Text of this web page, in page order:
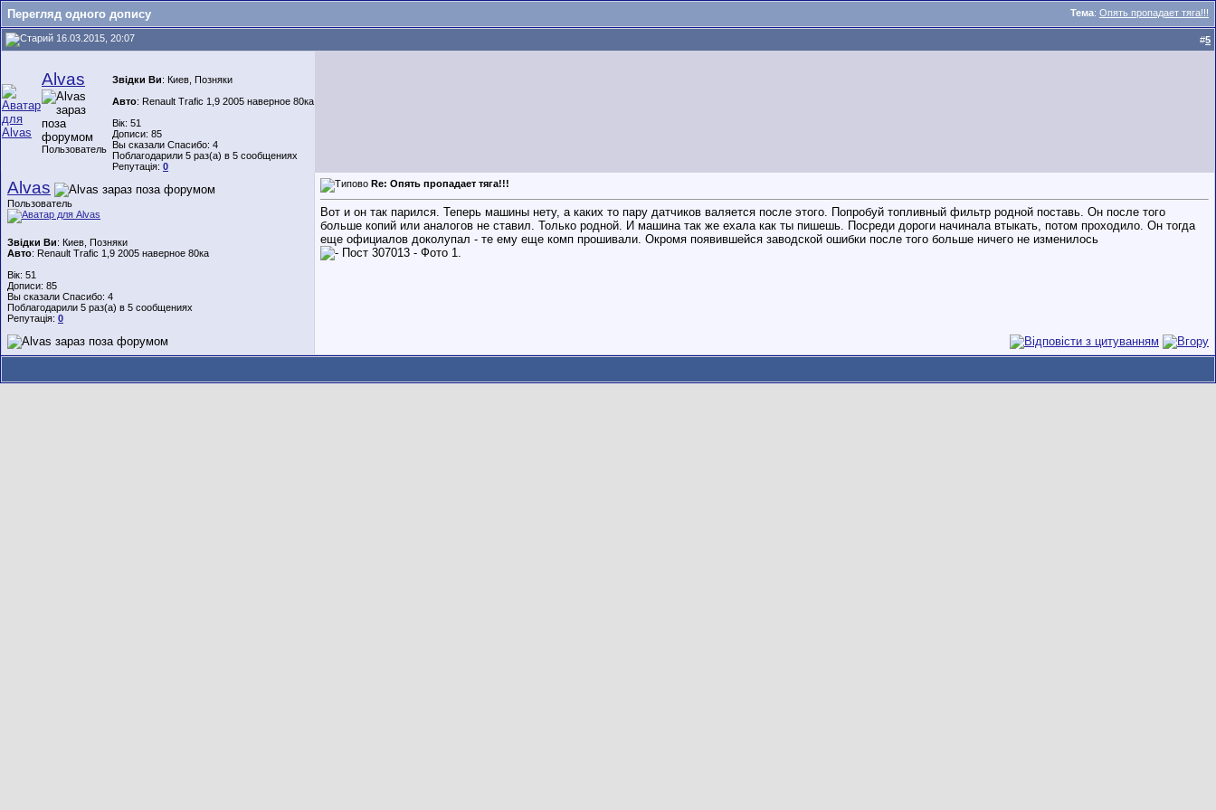
Тема: Опять пропадает тяга!!!
Перегляд одного допису
16.03.2015, 20:07 #5
Alvas
Пользователь
Звідки Ви: Киев, Позняки
Авто: Renault Trafic 1,9 2005 наверное 80ка
Вік: 51
Дописи: 85
Вы сказали Спасибо: 4
Поблагодарили 5 раз(а) в 5 сообщениях
Репутація: 0
Alvas
Пользователь
Звідки Ви: Киев, Позняки
Авто: Renault Trafic 1,9 2005 наверное 80ка
Вік: 51
Дописи: 85
Вы сказали Спасибо: 4
Поблагодарили 5 раз(а) в 5 сообщениях
Репутація: 0
Re: Опять пропадает тяга!!!
Вот и он так парился. Теперь машины нету, а каких то пару датчиков валяется после этого. Попробуй топливный фильтр родной поставь. Он после того
больше копий или аналогов не ставил. Только родной. И машина так же ехала как ты пишешь. Посреди дороги начинала втыкать, потом проходило. Он тогда
еще официалов доколупал - те ему еще комп прошивали. Окромя появившейся заводской ошибки после того больше ничего не изменилось
.